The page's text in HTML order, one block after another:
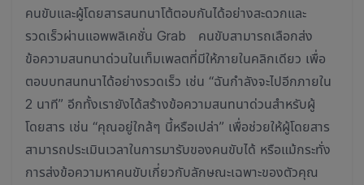
คนขับและผู้โดยสารสนทนาโต้ตอบกันได้อย่างสะดวกและ
รวดเร็วผ่านแอพพลิเคชั่น Grab คนขับสามารถเลือกส่ง
ข้อความสนทนาด่วนในเท็มเพลตที่มีให้ภายในคลิกเดียว เพื่อ
ตอบบทสนทนาได้อย่างรวดเร็ว เช่น “ฉันกำลังจะไปอีกภายใน
2 นาที” อีกทั้งเรายังได้สร้างข้อความสนทนาด่วนสำหรับผู้
โดยสาร เช่น “คุณอยู่ใกล้ๆ นี้หรือเปล่า” เพื่อช่วยให้ผู้โดยสาร
สามารถประเมินเวลาในการมารับของคนขับได้ หรือแม้กระทั่ง
การส่งข้อความหาคนขับเกี่ยวกับลักษณะเฉพาะของตัวคุณ